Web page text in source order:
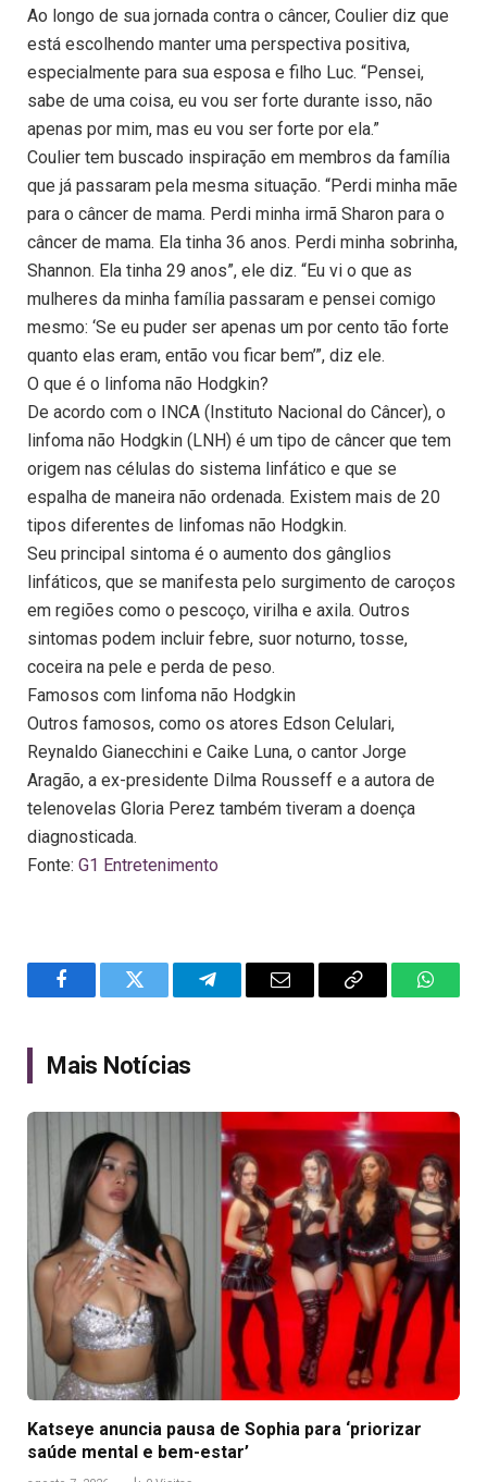
Ao longo de sua jornada contra o câncer, Coulier diz que
está escolhendo manter uma perspectiva positiva,
especialmente para sua esposa e filho Luc. “Pensei,
sabe de uma coisa, eu vou ser forte durante isso, não
apenas por mim, mas eu vou ser forte por ela.”
Coulier tem buscado inspiração em membros da família
que já passaram pela mesma situação. “Perdi minha mãe
para o câncer de mama. Perdi minha irmã Sharon para o
câncer de mama. Ela tinha 36 anos. Perdi minha sobrinha,
Shannon. Ela tinha 29 anos”, ele diz. “Eu vi o que as
mulheres da minha família passaram e pensei comigo
mesmo: ‘Se eu puder ser apenas um por cento tão forte
quanto elas eram, então vou ficar bem’”, diz ele.
O que é o linfoma não Hodgkin?
De acordo com o INCA (Instituto Nacional do Câncer), o
linfoma não Hodgkin (LNH) é um tipo de câncer que tem
origem nas células do sistema linfático e que se
espalha de maneira não ordenada. Existem mais de 20
tipos diferentes de linfomas não Hodgkin.
Seu principal sintoma é o aumento dos gânglios
linfáticos, que se manifesta pelo surgimento de caroços
em regiões como o pescoço, virilha e axila. Outros
sintomas podem incluir febre, suor noturno, tosse,
coceira na pele e perda de peso.
Famosos com linfoma não Hodgkin
Outros famosos, como os atores Edson Celulari,
Reynaldo Gianecchini e Caike Luna, o cantor Jorge
Aragão, a ex-presidente Dilma Rousseff e a autora de
telenovelas Gloria Perez também tiveram a doença
diagnosticada.
Fonte: G1 Entretenimento
FacebookTwitter TelegramEmail
Copy
Mais Notícias
Katseye anuncia pausa de Sophia para ‘priorizar
saúde mental e bem-estar’